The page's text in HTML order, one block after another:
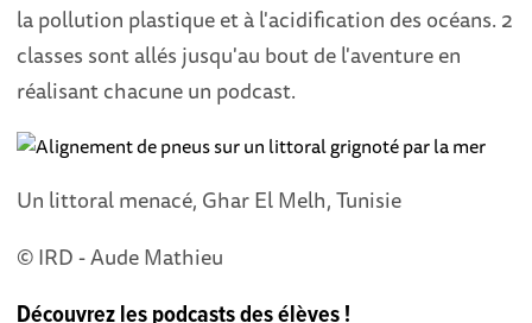
la pollution plastique et à l'acidification des océans. 2
classes sont allés jusqu'au bout de l'aventure en
réalisant chacune un podcast.
Un littoral menacé, Ghar El Melh, Tunisie
© IRD - Aude Mathieu
Découvrez les podcasts des élèves !